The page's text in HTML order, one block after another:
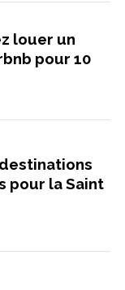
louer un
pour 10
pour la Saint